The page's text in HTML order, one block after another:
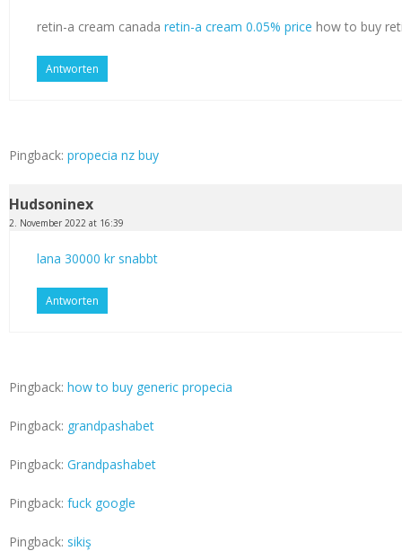
retin-a cream canada retin-a cream 0.05% price how to buy
Antworten
Pingback: propecia nz buy
Hudsoninex
2. November 2022 at 16:39
lana 30000 kr snabbt
Antworten
Pingback: how to buy generic propecia
Pingback: grandpashabet
Pingback: Grandpashabet
Pingback: fuck google
Pingback: sikiş